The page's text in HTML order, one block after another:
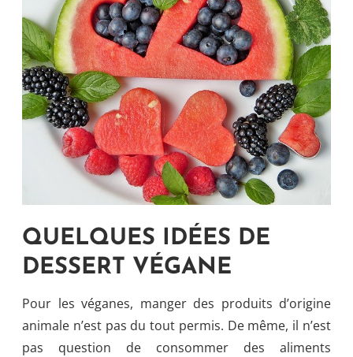
QUELQUES IDÉES DE
DESSERT VÉGANE
Pour les véganes, manger des produits d’origine
animale n’est pas du tout permis. De même, il n’est
pas question de consommer des aliments